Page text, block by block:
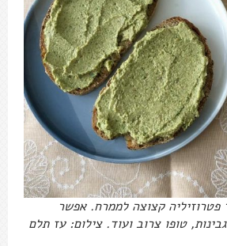
פטרוזיליה קצוצה לממרח. אפשר
טופו צרוב ועוד. צילום: עז תלם